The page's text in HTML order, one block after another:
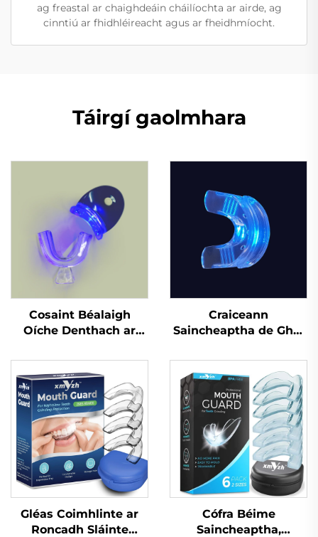
ag freastal ar chaighdeáin cháilíochta ar airde, ag
cinntiú ar fhidhléireacht agus ar fheidhmíocht.
Táirgí gaolmhara
Cosaint Béalaigh
Oíche Denthach ar
Chnaipíocht Agus
Cruithneadh Fiacla,
Tráidire Béalaigh do
Chodladh agus
Bainneadh Fiacla
Craiceann
Saincheaptha de Ghel
Profisiúnta um Bhánú
Denthá le Cófra Béime
do Greamaithe Denthá
Gléas Coimhlinte ar
Roncadh Sláinte
Cófra Béime
Saincheaptha,